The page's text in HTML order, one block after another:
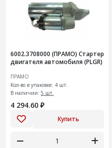
6002.3708000 (ПРАМО) Стартер
двигателя автомобиля (PLGR)
ПРАМО
Кол-во в упаковке: 4 шт.
В наличии: 5 шт.
4 294.60 ₽
Купить